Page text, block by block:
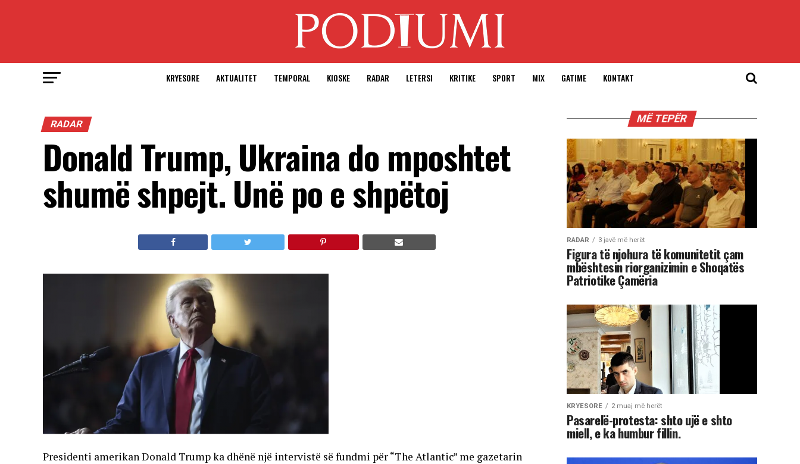
KRYESORE AKTUALITET TEMPORAL KIOSKE RADAR LETERSI KRITIKE SPORT MIX GATIME KONTAKT
RADAR
Donald Trump, Ukraina do mposhtet
shumë shpejt. Unë po e shpëtoj
Presidenti amerikan Donald Trump ka dhënë një intervistë së fundmi për “The Atlantic” me gazetarin
MË TEPËR
RADAR 3 javë më herët
Figura të njohura të komunitetit çam
mbështesin riorganizimin e Shoqatës
Patriotike Çamëria
KRYESORE 2 muaj më herët
Pasarelë-protesta: shto ujë e shto
miell, e ka humbur fillin.